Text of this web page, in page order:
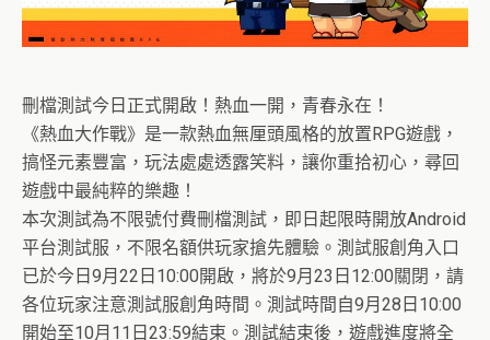
刪檔測試今日正式開啟！熱血一開，青春永在！
《熱血大作戰》是一款熱血無厘頭風格的放置RPG遊戲，
搞怪元素豐富，玩法處處透露笑料，讓你重拾初心，尋回
遊戲中最純粹的樂趣！
本次測試為不限號付費刪檔測試，即日起限時開放Android
平台測試服，不限名額供玩家搶先體驗。測試服創角入口
已於今日9月22日10:00開啟，將於9月23日12:00關閉，請
各位玩家注意測試服創角時間。測試時間自9月28日10:00
開始至10月11日23:59結束。測試結束後，遊戲進度將全